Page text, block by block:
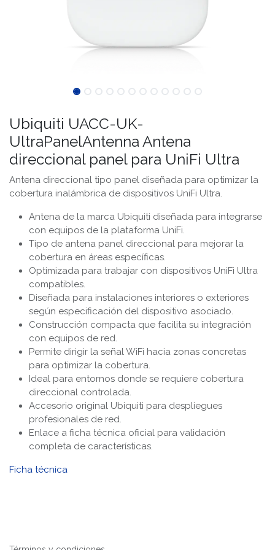
Ubiquiti UACC-UK-
UltraPanelAntenna Antena
direccional panel para UniFi Ultra
Antena direccional tipo panel diseñada para optimizar la
cobertura inalámbrica de dispositivos UniFi Ultra.
Antena de la marca Ubiquiti diseñada para integrarse
con equipos de la plataforma UniFi.
Tipo de antena panel direccional para mejorar la
cobertura en áreas específicas.
Optimizada para trabajar con dispositivos UniFi Ultra
compatibles.
Diseñada para instalaciones interiores o exteriores
según especificación del dispositivo asociado.
Construcción compacta que facilita su integración
con equipos de red.
Permite dirigir la señal WiFi hacia zonas concretas
para optimizar la cobertura.
Ideal para entornos donde se requiere cobertura
direccional controlada.
Accesorio original Ubiquiti para despliegues
profesionales de red.
Enlace a ficha técnica oficial para validación
completa de características.
Ficha técnica